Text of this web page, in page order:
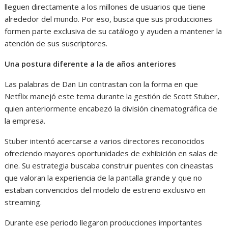
lleguen directamente a los millones de usuarios que tiene
alrededor del mundo. Por eso, busca que sus producciones
formen parte exclusiva de su catálogo y ayuden a mantener la
atención de sus suscriptores.
Una postura diferente a la de años anteriores
Las palabras de Dan Lin contrastan con la forma en que
Netflix manejó este tema durante la gestión de Scott Stuber,
quien anteriormente encabezó la división cinematográfica de
la empresa.
Stuber intentó acercarse a varios directores reconocidos
ofreciendo mayores oportunidades de exhibición en salas de
cine. Su estrategia buscaba construir puentes con cineastas
que valoran la experiencia de la pantalla grande y que no
estaban convencidos del modelo de estreno exclusivo en
streaming.
Durante ese periodo llegaron producciones importantes